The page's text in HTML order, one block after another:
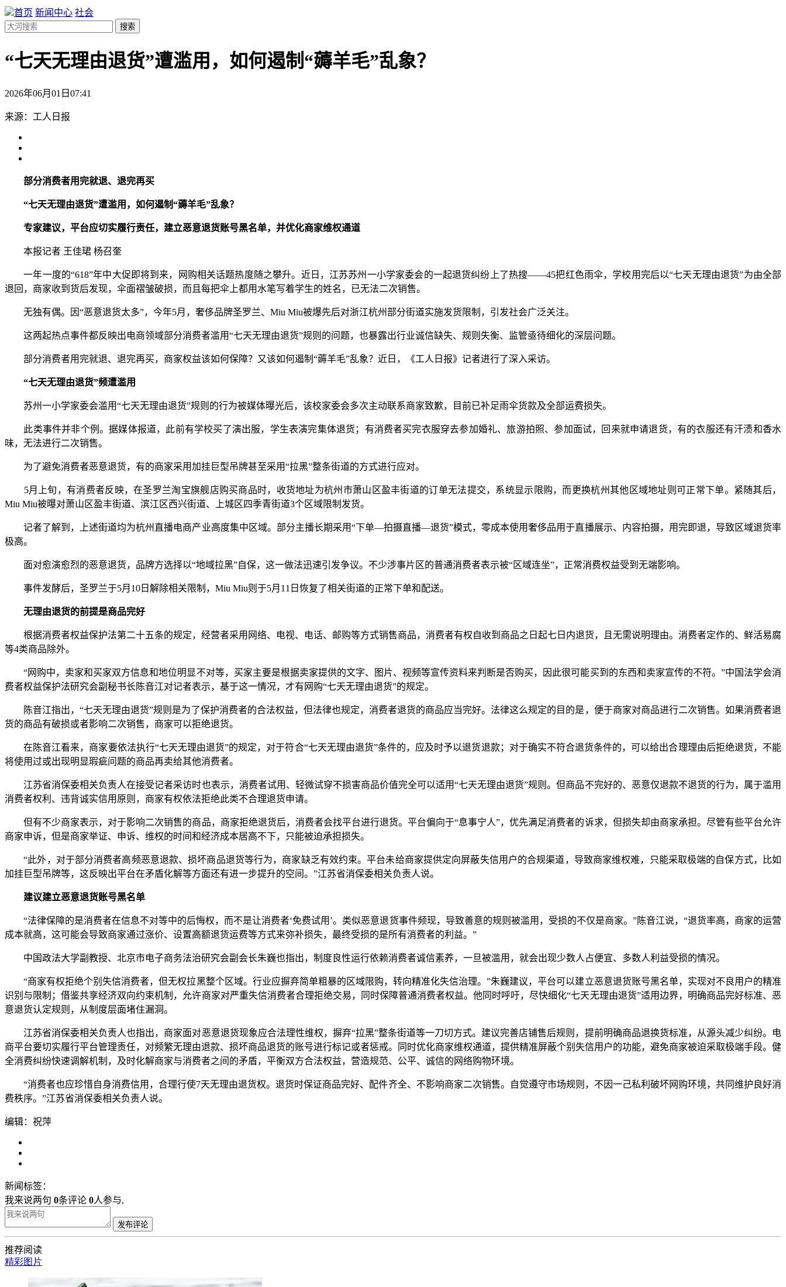
首页 新闻中心 社会
搜索
“七天无理由退货”遭滥用，如何遏制“薅羊毛”乱象？
2026年06月01日07:41
来源：工人日报
部分消费者用完就退、退完再买
“七天无理由退货”遭滥用，如何遏制“薅羊毛”乱象？
专家建议，平台应切实履行责任，建立恶意退货账号黑名单，并优化商家维权通道
本报记者 王佳珺 杨召奎
一年一度的“618”年中大促即将到来，网购相关话题热度随之攀升。近日，江苏苏州一小学家委会的一起退货纠纷上了热搜——45把红色雨伞，学校用完后以“七天无理由退货”为由全部
退回，商家收到货后发现，伞面褶皱破损，而且每把伞上都用水笔写着学生的姓名，已无法二次销售。
无独有偶。因“恶意退货太多”，今年5月，奢侈品牌圣罗兰、Miu Miu被爆先后对浙江杭州部分街道实施发货限制，引发社会广泛关注。
这两起热点事件都反映出电商领域部分消费者滥用“七天无理由退货”规则的问题，也暴露出行业诚信缺失、规则失衡、监管亟待细化的深层问题。
部分消费者用完就退、退完再买，商家权益该如何保障？又该如何遏制“薅羊毛”乱象？近日，《工人日报》记者进行了深入采访。
“七天无理由退货”频遭滥用
苏州一小学家委会滥用“七天无理由退货”规则的行为被媒体曝光后，该校家委会多次主动联系商家致歉，目前已补足雨伞货款及全部运费损失。
此类事件并非个例。据媒体报道，此前有学校买了演出服，学生表演完集体退货；有消费者买完衣服穿去参加婚礼、旅游拍照、参加面试，回来就申请退货，有的衣服还有汗渍和香水
味，无法进行二次销售。
为了避免消费者恶意退货，有的商家采用加挂巨型吊牌甚至采用“拉黑”整条街道的方式进行应对。
5月上旬，有消费者反映，在圣罗兰淘宝旗舰店购买商品时，收货地址为杭州市萧山区盈丰街道的订单无法提交，系统显示限购，而更换杭州其他区域地址则可正常下单。紧随其后，
Miu Miu被曝对萧山区盈丰街道、滨江区西兴街道、上城区四季青街道3个区域限制发货。
记者了解到，上述街道均为杭州直播电商产业高度集中区域。部分主播长期采用“下单—拍摄直播—退货”模式，零成本使用奢侈品用于直播展示、内容拍摄，用完即退，导致区域退货率
极高。
面对愈演愈烈的恶意退货，品牌方选择以“地域拉黑”自保，这一做法迅速引发争议。不少涉事片区的普通消费者表示被“区域连坐”，正常消费权益受到无端影响。
事件发酵后，圣罗兰于5月10日解除相关限制，Miu Miu则于5月11日恢复了相关街道的正常下单和配送。
无理由退货的前提是商品完好
根据消费者权益保护法第二十五条的规定，经营者采用网络、电视、电话、邮购等方式销售商品，消费者有权自收到商品之日起七日内退货，且无需说明理由。消费者定作的、鲜活易腐
等4类商品除外。
“网购中，卖家和买家双方信息和地位明显不对等，买家主要是根据卖家提供的文字、图片、视频等宣传资料来判断是否购买，因此很可能买到的东西和卖家宣传的不符。”中国法学会消
费者权益保护法研究会副秘书长陈音江对记者表示，基于这一情况，才有网购“七天无理由退货”的规定。
陈音江指出，“七天无理由退货”规则是为了保护消费者的合法权益，但法律也规定，消费者退货的商品应当完好。法律这么规定的目的是，便于商家对商品进行二次销售。如果消费者退
货的商品有破损或者影响二次销售，商家可以拒绝退货。
在陈音江看来，商家要依法执行“七天无理由退货”的规定，对于符合“七天无理由退货”条件的，应及时予以退货退款；对于确实不符合退货条件的，可以给出合理理由后拒绝退货，不能
将使用过或出现明显瑕疵问题的商品再卖给其他消费者。
江苏省消保委相关负责人在接受记者采访时也表示，消费者试用、轻微试穿不损害商品价值完全可以适用“七天无理由退货”规则。但商品不完好的、恶意仅退款不退货的行为，属于滥用
消费者权利、违背诚实信用原则，商家有权依法拒绝此类不合理退货申请。
但有不少商家表示，对于影响二次销售的商品，商家拒绝退货后，消费者会找平台进行退货。平台偏向于“息事宁人”，优先满足消费者的诉求，但损失却由商家承担。尽管有些平台允许
商家申诉，但是商家举证、申诉、维权的时间和经济成本居高不下，只能被迫承担损失。
“此外，对于部分消费者高频恶意退款、损坏商品退货等行为，商家缺乏有效约束。平台未给商家提供定向屏蔽失信用户的合规渠道，导致商家维权难，只能采取极端的自保方式，比如
加挂巨型吊牌等，这反映出平台在矛盾化解等方面还有进一步提升的空间。”江苏省消保委相关负责人说。
建议建立恶意退货账号黑名单
“法律保障的是消费者在信息不对等中的后悔权，而不是让消费者‘免费试用’。类似恶意退货事件频现，导致善意的规则被滥用，受损的不仅是商家。”陈音江说，“退货率高，商家的运营
成本就高，这可能会导致商家通过涨价、设置高额退货运费等方式来弥补损失，最终受损的是所有消费者的利益。”
中国政法大学副教授、北京市电子商务法治研究会副会长朱巍也指出，制度良性运行依赖消费者诚信素养，一旦被滥用，就会出现少数人占便宜、多数人利益受损的情况。
“商家有权拒绝个别失信消费者，但无权拉黑整个区域。行业应摒弃简单粗暴的区域限购，转向精准化失信治理。”朱巍建议，平台可以建立恶意退货账号黑名单，实现对不良用户的精准
识别与限制；借鉴共享经济双向约束机制，允许商家对严重失信消费者合理拒绝交易，同时保障普通消费者权益。他同时呼吁，尽快细化“七天无理由退货”适用边界，明确商品完好标准、恶
意退货认定规则，从制度层面堵住漏洞。
江苏省消保委相关负责人也指出，商家面对恶意退货现象应合法理性维权，摒弃“拉黑”整条街道等一刀切方式。建议完善店铺售后规则，提前明确商品退换货标准，从源头减少纠纷。电
商平台要切实履行平台管理责任，对频繁无理由退款、损坏商品退货的账号进行标记或者惩戒。同时优化商家维权通道，提供精准屏蔽个别失信用户的功能，避免商家被迫采取极端手段。健
全消费纠纷快速调解机制，及时化解商家与消费者之间的矛盾，平衡双方合法权益，营造规范、公平、诚信的网络购物环境。
“消费者也应珍惜自身消费信用，合理行使7天无理由退货权。退货时保证商品完好、配件齐全、不影响商家二次销售。自觉遵守市场规则，不因一己私利破坏网购环境，共同维护良好消
费秩序。”江苏省消保委相关负责人说。
编辑：祝萍
新闻标签：
我来说两句 0条评论 0人参与,
发布评论
推荐阅读